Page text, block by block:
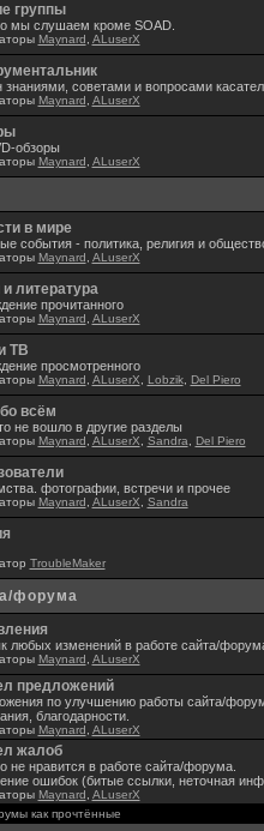
группы
мы слушаем кроме SOAD.
Maynard ALuserX
советами и вопросами
Maynard ALuserX
обзоры
Maynard ALuserX
в мире
события - политика, религия и
Maynard ALuserX
и литература
прочитанного
Maynard ALuserX
ТВ
просмотренного
Maynard ALuserX Lobzik, Del Piero
всём
не вошло в другие разделы
Maynard ALuserX Sandra Del Piero
фотографии, встречи и прочее
Maynard ALuserX Sandra
TroubleMaker
форума
любых изменений в работе сайта/
Maynard ALuserX
предложений
по улучшению работы сайта/
благодарности.
Maynard ALuserX
жалоб
не нравится в работе сайта/форума.
ошибок (битые ссылки, неточная
Maynard ALuserX
как прочтённые